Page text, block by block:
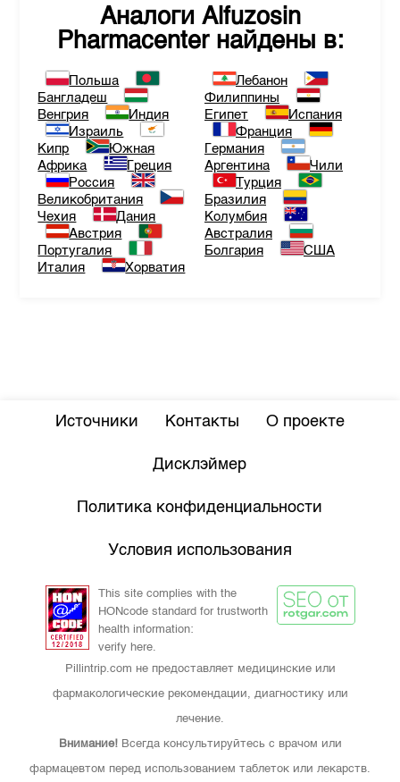
Аналоги Alfuzosin
Pharmacenterнайдены в:
Польша
Бангладеш
Венгрия
Индия
Израиль
Кипр
Южная
Африка
Греция
Россия
Великобритания
Чехия
Дания
Австрия
Португалия
Италия
Хорватия
Лебанон
Филиппины
Египет
Испания
Франция
Германия
Аргентина
Чили
Турция
Бразилия
Колумбия
Австралия
Болгария
США
Источники Контакты О проекте
Дисклэймер
Политика конфиденциальности
Условия использования
This site complies with the
HONcode standard for trustworth
health information:
verify here.
Pillintrip.com не предоставляет медицинские или
фармакологические рекомендации, диагностику или
лечение.
Внимание!Всегда консультируйтесь с врачом или
фармацевтом перед использованием таблеток или лекарств.